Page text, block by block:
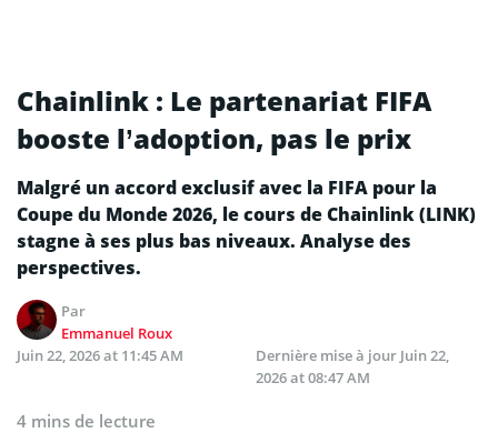
Chainlink : Le partenariat FIFA
booste l’adoption, pas le prix
Malgré un accord exclusif avec la FIFA pour la
Coupe du Monde 2026, le cours de Chainlink (LINK)
stagne à ses plus bas niveaux. Analyse des
perspectives.
Par
Emmanuel Roux
Juin 22, 2026 at 11:45 AM
Dernière mise à jour Juin 22,
2026 at 08:47 AM
4 mins de lecture